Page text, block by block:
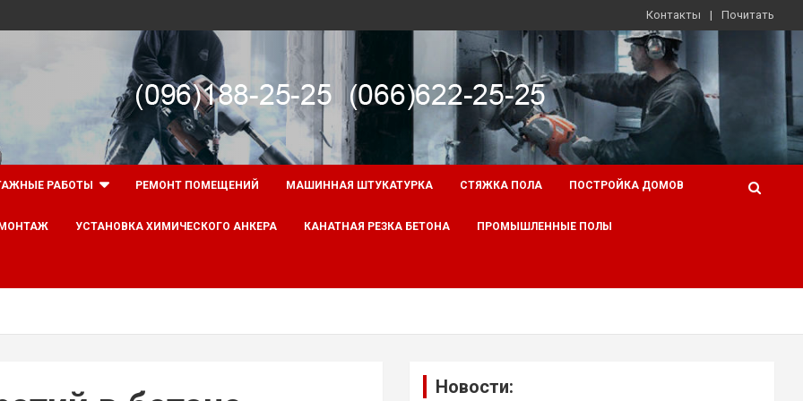
Контакты Почитать
РАБОТЫ РЕМОНТ ПОМЕЩЕНИЙ МАШИННАЯ ШТУКАТУРКА СТЯЖКА ПОЛА ПОСТРОЙКА ДОМОВ
УСТАНОВКА ХИМИЧЕСКОГО АНКЕРА КАНАТНАЯ РЕЗКА БЕТОНА ПРОМЫШЛЕННЫЕ ПОЛЫ
Новости: